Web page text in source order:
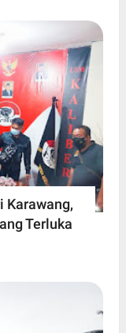
Karawang,
Terluka